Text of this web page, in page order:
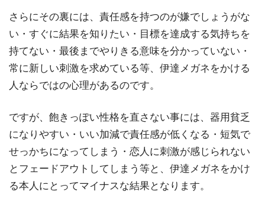
さらにその裏には、責任感を持つのが嫌でしょうがな
い・すぐに結果を知りたい・目標を達成する気持ちを
持てない・最後までやりきる意味を分かっていない・
常に新しい刺激を求めている等、伊達メガネをかける
人ならではの心理があるのです。
ですが、飽きっぽい性格を直さない事には、器用貧乏
になりやすい・いい加減で責任感が低くなる・短気で
せっかちになってしまう・恋人に刺激が感じられない
とフェードアウトしてしまう等と、伊達メガネをかけ
る本人にとってマイナスな結果となります。